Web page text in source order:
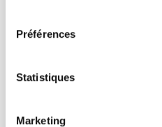
Préférences
Statistiques
Marketing